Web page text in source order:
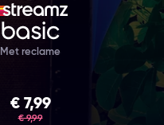
Met reclame
€ 7,99
was
€ 9,99